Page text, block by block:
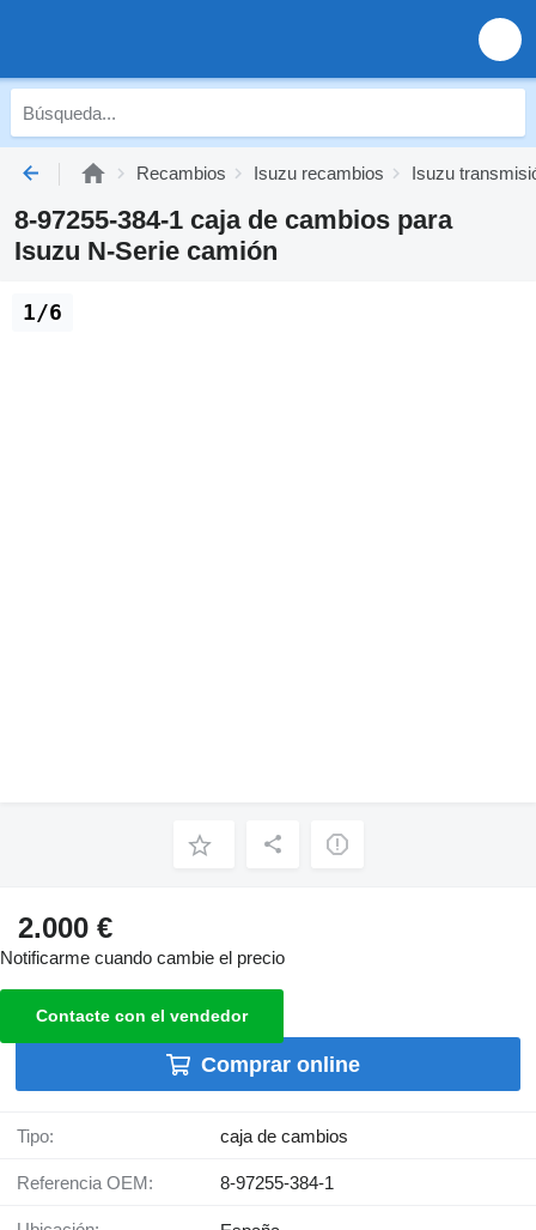
Recambios Isuzu recambios Isuzu
8-97255-384-1 caja de cambios para
Isuzu N-Serie camión
1/6
2.000 €
Notificarme cuando cambie el precio
Contacte con el vendedor
Comprar online
Tipo: caja de cambios
Referencia OEM: 8-97255-384-1